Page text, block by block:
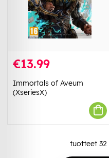
€13.99
Immortals of Aveum
(XseriesX)
tuotteet 32